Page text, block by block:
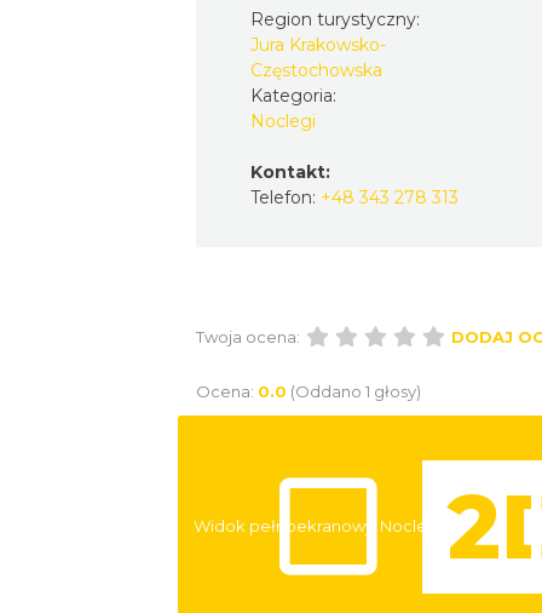
Region turystyczny:
Jura Krakowsko-
Częstochowska
Kategoria:
Noclegi
Kontakt:
Telefon: +48 343 278 313
Twoja ocena: DODAJ
Ocena: 0.0 (Oddano 1 głosy)
Widok pełnoekranowy: Noclegi